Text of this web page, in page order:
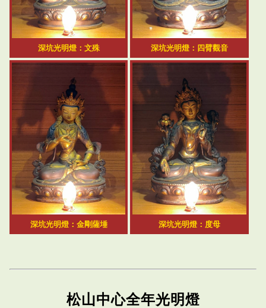
深坑光明燈：文殊 深坑光明燈：四臂觀音
深坑光明燈：金剛薩埵 深坑光明燈：度母
松山中心全年光明燈